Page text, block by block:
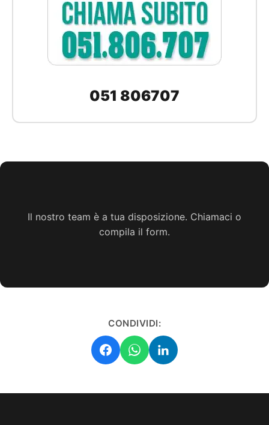
051 806707
Il nostro team è a tua disposizione. Chiamaci o
compila il form.
CONDIVIDI: